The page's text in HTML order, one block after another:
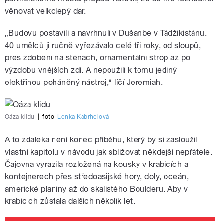
věnovat velkolepý dar.
„Budovu postavili a navrhnuli v Dušanbe v Tádžikistánu.
40 umělců ji ručně vyřezávalo celé tři roky, od sloupů,
přes zdobení na stěnách, ornamentální strop až po
výzdobu vnějších zdí. A nepoužili k tomu jediný
elektřinou poháněný nástroj,“ líčí Jeremiah.
Oáza klidu foto: Lenka Kabrhelová
A to zdaleka není konec příběhu, který by si zasloužil
vlastní kapitolu v návodu jak sbližovat někdejší nepřátele.
Čajovna vyrazila rozložená na kousky v krabicích a
kontejnerech přes středoasijské hory, doly, oceán,
americké planiny až do skalistého Boulderu. Aby v
krabicích zůstala dalších několik let.